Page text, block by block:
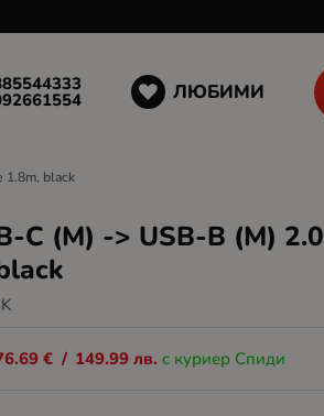
ЛЮБИМИ
1.8m, black
C (M) -> USB-B (M) 2.0
€ / 149.99 лв. с куриер Спиди